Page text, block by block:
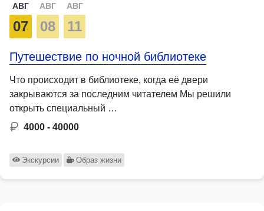
АВГ
07
АВГ
08
АВГ
11
Путешествие по ночной библиотеке
Что происходит в библиотеке, когда её двери
закрываются за последним читателем Мы решили
открыть специальный …
4000 - 40000
Экскурсии Образ жизни